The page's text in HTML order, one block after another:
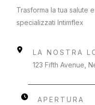
Trasforma la tua salute
specializzati Intimflex
LA NOSTRA
123 Fifth Avenue,
APERTURA